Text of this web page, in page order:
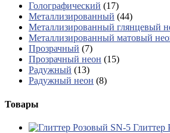
Голографический (17)
Металлизированный (44)
Металлизированный глянцевый
Металлизированный матовый
Прозрачный (7)
Прозрачный неон (15)
Радужный (13)
Радужный неон (8)
Товары
Глиттер